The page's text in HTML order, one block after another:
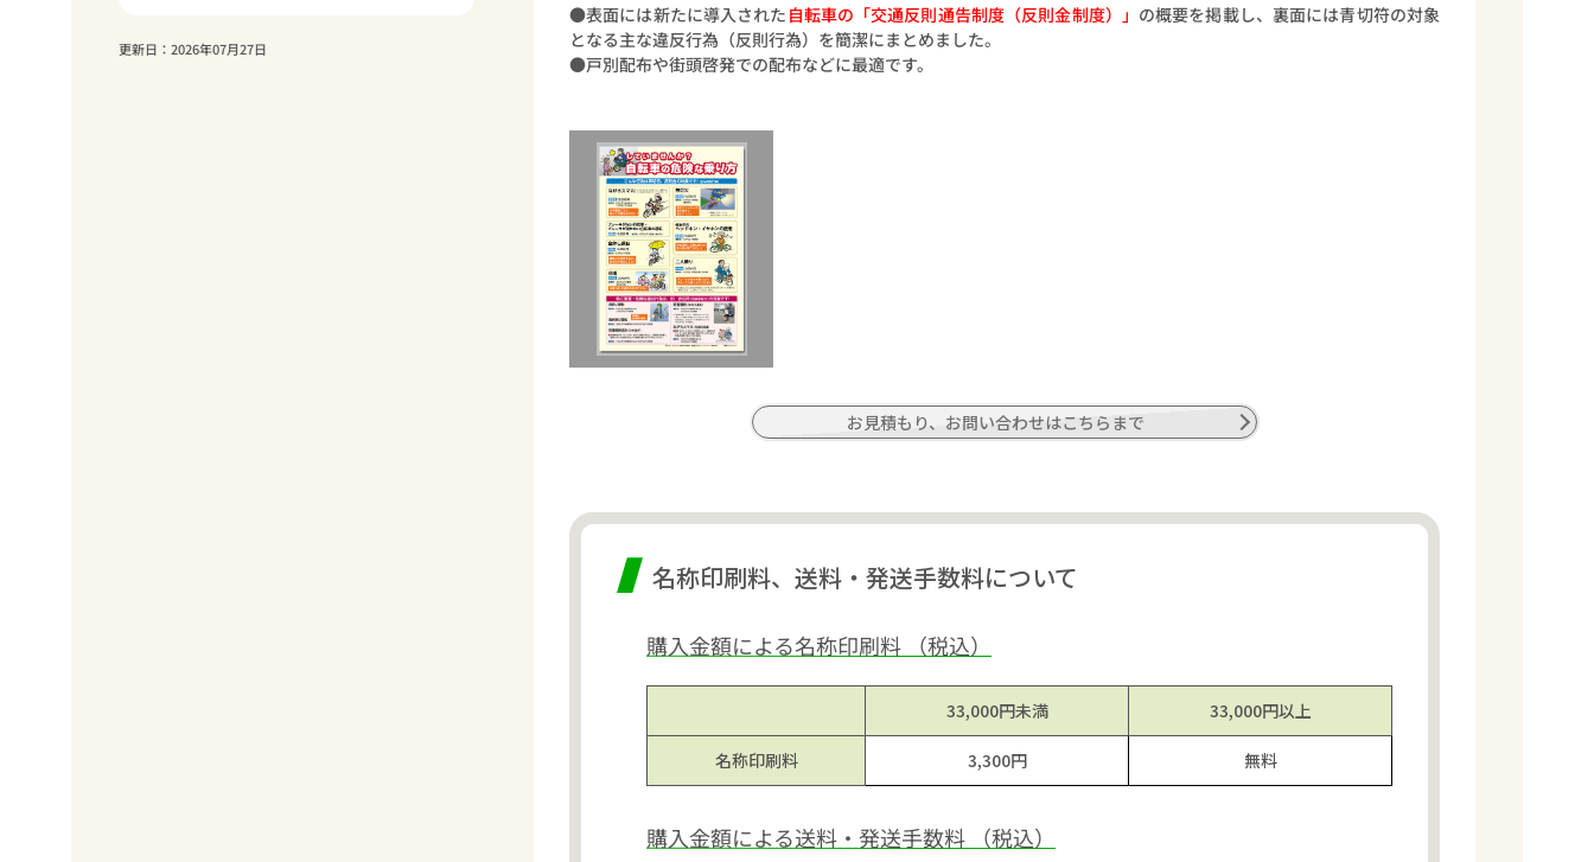
更新日：2026年07月27日
●表面には新たに導入された自転車の「交通反則通告制度（反則金制度）」 の概要を掲載し、裏面には青切符の対象
となる主な違反行為（反則行為）を簡潔にまとめました。
●戸別配布や街頭啓発での配布などに最適です。
お見積もり、お問い合わせはこちらまで
名称印刷料、送料・発送手数料について
購入金額による名称印刷料 （税込）
33,000円未満 33,000円以上
名称印刷料 3,300円 無料
購入金額による送料・発送手数料 （税込）